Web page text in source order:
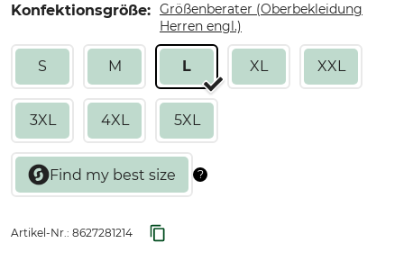
Konfektionsgröße: Größenberater (Oberbekleidung
Herren engl.)
S M L XL XXL
3XL 4XL 5XL
Artikel-Nr.: 8627281214